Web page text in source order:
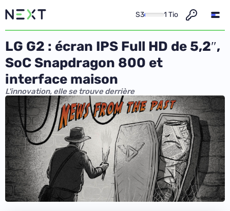
S3 1 Tio
LG G2 : écran IPS Full HD de 5,2″,
SoC Snapdragon 800 et
interface maison
L'innovation, elle se trouve derrière